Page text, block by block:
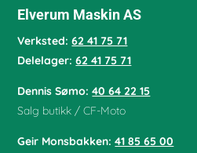
Elverum Maskin AS
Verksted:62 41 75 71
Delelager:62 41 75 71
Dennis Sømo:40 64 22 15
Salg butikk / CF-Moto
Geir Monsbakken:41 85 65 00